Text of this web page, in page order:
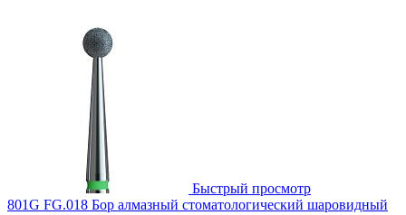
Быстрый просмотр
801G FG.018 Бор алмазный стоматологический шаровидный